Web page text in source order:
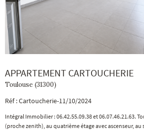
APPARTEMENT CARTOUCHERIE
Toulouse (31300)
Réf : Cartoucherie-11/10/2024
Intégral Immobilier : 06.42.55.09.38 et 06.07.46.21.63.
(proche zenith), au quatrième étage avec ascenseur, au